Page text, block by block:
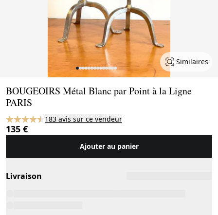
Similaires
BOUGEOIRS Métal Blanc par Point à la Ligne
PARIS
183 avis sur ce vendeur
135 €
Ajouter au panier
Livraison